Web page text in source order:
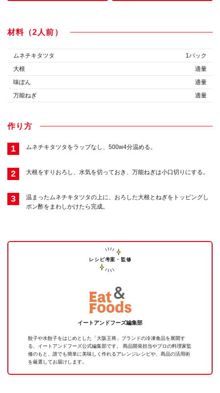
材料（2人前）
ムネチキタツタ
1パック
大根
適量
味ぽん
適量
万能ねぎ
適量
作り方
1 ムネチキタツタをラップなし、500w4分温める。
2 大根をすりおろし、水気を切っておき、万能ねぎは小口切りにする。
3
温まったムネチキタツタの上に、おろした大根とねぎをトッピングし
ポン酢をまわしかけたら完成。
レシピ考案・監修
イートアンドフーズ編集部
餃子や水餃子をはじめとした「大阪王将」ブランドの冷凍食品を展開す
る、イートアンドフーズ公式編集部です。 商品開発担当やプロの料理家監
修のもと、誰でも簡単に美味しく作れるアレンジレシピや、商品の活用術
を厳選してお届けします。